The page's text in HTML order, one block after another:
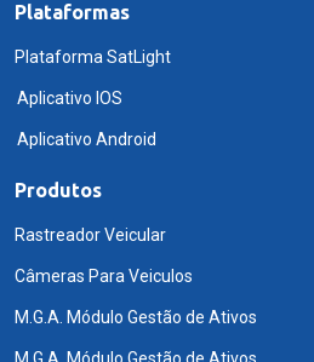
Plataformas
Plataforma SatLight
Aplicativo IOS
Aplicativo Android
Produtos
Rastreador Veicular
Câmeras Para Veiculos
M.G.A. Módulo Gestão de Ativos